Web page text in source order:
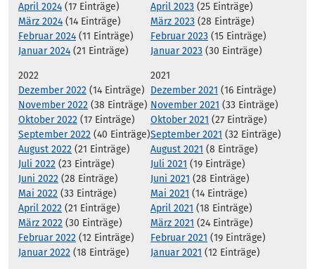
April 2024 (17 Einträge)
März 2024 (14 Einträge)
Februar 2024 (11 Einträge)
Januar 2024 (21 Einträge)
April 2023 (25 Einträge)
März 2023 (28 Einträge)
Februar 2023 (15 Einträge)
Januar 2023 (30 Einträge)
2022
Dezember 2022 (14 Einträge)
November 2022 (38 Einträge)
Oktober 2022 (17 Einträge)
September 2022 (40 Einträge)
August 2022 (21 Einträge)
Juli 2022 (23 Einträge)
Juni 2022 (28 Einträge)
Mai 2022 (33 Einträge)
April 2022 (21 Einträge)
März 2022 (30 Einträge)
Februar 2022 (12 Einträge)
Januar 2022 (18 Einträge)
2021
Dezember 2021 (16 Einträge)
November 2021 (33 Einträge)
Oktober 2021 (27 Einträge)
September 2021 (32 Einträge)
August 2021 (8 Einträge)
Juli 2021 (19 Einträge)
Juni 2021 (28 Einträge)
Mai 2021 (14 Einträge)
April 2021 (18 Einträge)
März 2021 (24 Einträge)
Februar 2021 (19 Einträge)
Januar 2021 (12 Einträge)